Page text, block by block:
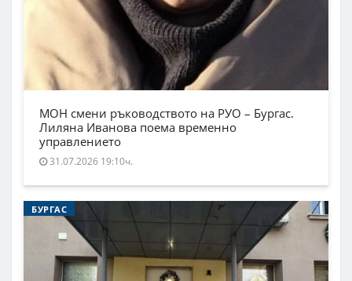
МОН смени ръководството на РУО – Бургас.
Лиляна Иванова поема временно
управлението
31.07.2026 19:10ч.
БУРГАС